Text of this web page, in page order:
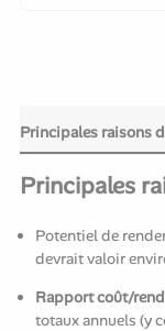
Principales raisons
Principales
Potentiel de
devrait valoir
Rapport coût/
totaux annuels (y